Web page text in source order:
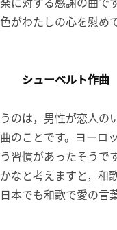
がわたしの心を慰め
シューベルト作曲
のは，男性が恋人の
のことです。ヨーロ
習慣があったそうで
なと考えますと，和
本でも和歌で愛の言